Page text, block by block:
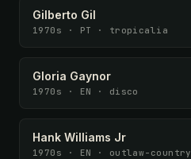
Gilberto Gil
1970s · PT · tropicalia
Gloria Gaynor
1970s · EN · disco
Hank Williams Jr
1970s · EN · outlaw-country